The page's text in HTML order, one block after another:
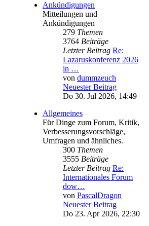
Ankündigungen
Mitteilungen und
Ankündigungen
279 Themen
3764 Beiträge
Letzter Beitrag Re:
Lazaruskonferenz 2026
in …
von dummzeuch
Neuester Beitrag
Do 30. Jul 2026, 14:49
Allgemeines
Für Dinge zum Forum, Kritik,
Verbesserungsvorschläge,
Umfragen und ähnliches.
300 Themen
3555 Beiträge
Letzter Beitrag Re:
Internationales Forum
dow…
von PascalDragon
Neuester Beitrag
Do 23. Apr 2026, 22:30